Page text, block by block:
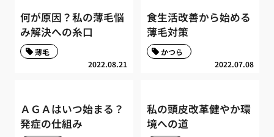
何が原因？私の薄毛悩
み解決への糸口
2022.08.21
薄毛
食生活改善から始める
薄毛対策
2022.07.08
かつら
ＡＧＡはいつ始まる？
発症の仕組み
私の頭皮改革健やか環
境への道